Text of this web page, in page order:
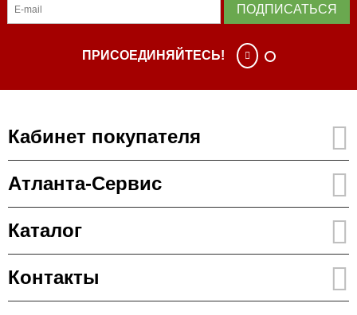
ПОДПИСАТЬСЯ
ПРИСОЕДИНЯЙТЕСЬ!
Кабинет покупателя
Атланта-Сервис
Каталог
Контакты